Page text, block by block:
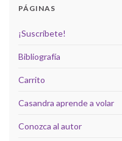
PÁGINAS
¡Suscríbete!
Bibliografía
Carrito
Casandra aprende a volar
Conozca al autor